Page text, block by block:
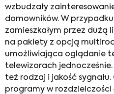
wzbudzały
domowników. W
zamieszkałym przez
na pakiety z opcją
umożliwiająca oglądanie
telewizorach
też rodzaj i jakość
programy w